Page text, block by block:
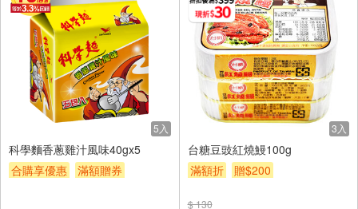
5入
科學麵香蔥雞汁風味40gx5
合購享優惠
滿額贈券
3入
台糖豆豉紅燒鰻100g
滿額折
贈$200
$ 130